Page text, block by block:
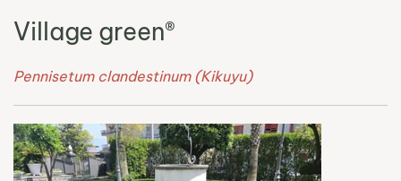
Village green®
Pennisetum clandestinum (Kikuyu)